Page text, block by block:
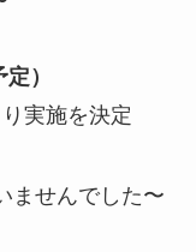
）
実施を決定
ませんでした〜